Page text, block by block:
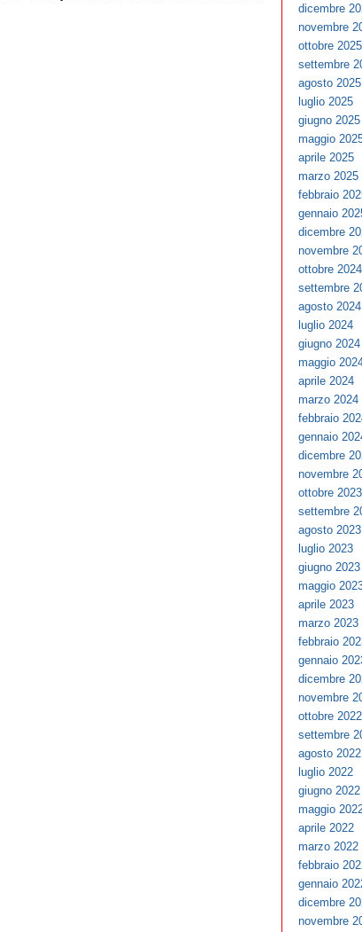
dicembre
novembre
ottobre 2025
settembre
agosto 2025
luglio 2025
giugno 2025
maggio
aprile 2025
marzo 2025
febbraio
gennaio
dicembre
novembre
ottobre 2024
settembre
agosto 2024
luglio 2024
giugno 2024
maggio
aprile 2024
marzo 2024
febbraio
gennaio
dicembre
novembre
ottobre 2023
settembre
agosto 2023
luglio 2023
giugno 2023
maggio
aprile 2023
marzo 2023
febbraio
gennaio
dicembre
novembre
ottobre 2022
settembre
agosto 2022
luglio 2022
giugno 2022
maggio
aprile 2022
marzo 2022
febbraio
gennaio
dicembre
novembre